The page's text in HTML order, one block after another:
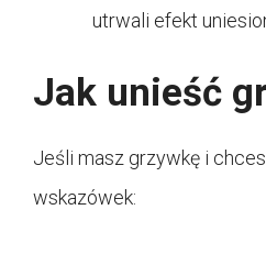
utrwali efekt
Jak unieść
Jeśli masz grzywkę i
wskazówek: